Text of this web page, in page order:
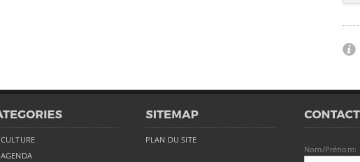
CULTURE
AGENDA
PLAN DU SITE
Nom/Prénom: